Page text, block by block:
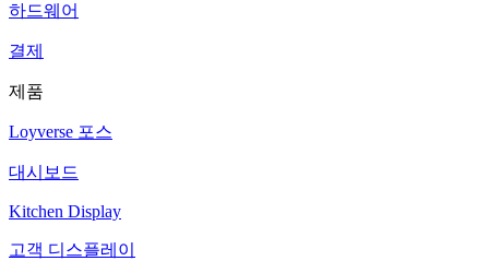
하드웨어
결제
제품
Loyverse 포스
대시보드
Kitchen Display
고객 디스플레이